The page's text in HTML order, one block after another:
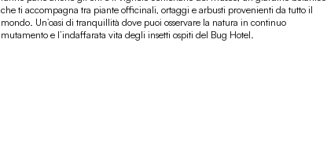
che ti accompagna tra piante officinali, ortaggi e arbusti provenienti da tutto il
mondo. Un’oasi di tranquillità dove puoi osservare la natura in continuo
mutamento e l’indaffarata vita degli insetti ospiti del Bug Hotel.